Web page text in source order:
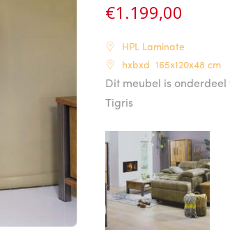
€1.199,00
HPL Laminate
hxbxd 165x120x48 cm
Dit meubel is onderdeel
Tigris